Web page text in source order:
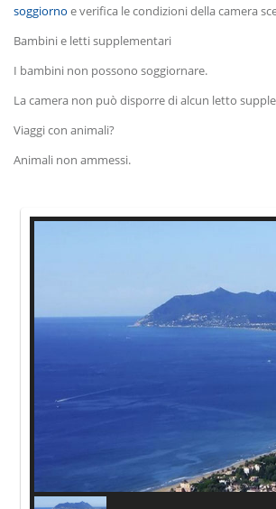
soggiorno e verifica le condizioni della camera
Bambini e letti supplementari
I bambini non possono soggiornare.
La camera non può disporre di alcun letto
Viaggi con animali?
Animali non ammessi.